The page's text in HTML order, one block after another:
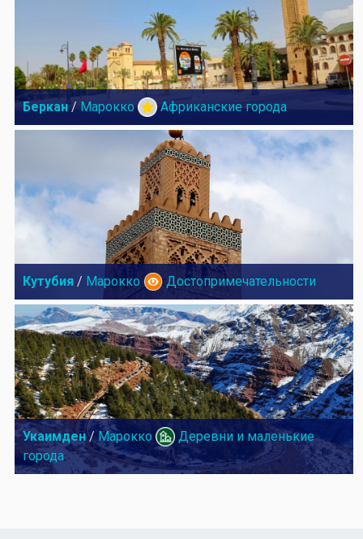
Беркан / Марокко Африканские города
Кутубия / Марокко Достопримечательности
Укаимден/ Марокко
Деревни и маленькие
города